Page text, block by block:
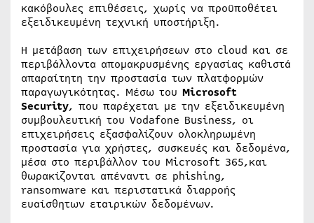
κακόβουλες επιθέσεις, χωρίς να προϋποθέτει
εξειδικευμένη τεχνική υποστήριξη.
Η μετάβαση των επιχειρήσεων στο cloud και σε
περιβάλλοντα απομακρυσμένης εργασίας καθιστά
απαραίτητη την προστασία των πλατφορμών
παραγωγικότητας. Μέσω του Microsoft
Security, που παρέχεται με την εξειδικευμένη
συμβουλευτική του Vodafone Business, οι
επιχειρήσεις εξασφαλίζουν ολοκληρωμένη
προστασία για χρήστες, συσκευές και δεδομένα,
μέσα στο περιβάλλον του Microsoft 365,και
θωρακίζονται απέναντι σε phishing,
ransomware και περιστατικά διαρροής
ευαίσθητων εταιρικών δεδομένων.